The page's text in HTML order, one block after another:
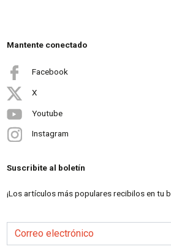
Mantente conectado
Facebook
X
Youtube
Instagram
Suscribite al boletín
¡Los artículos más populares recibilos en tu
Correo electrónico